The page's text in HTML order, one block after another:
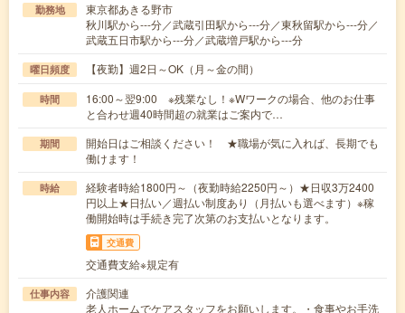
勤務地
東京都あきる野市
秋川駅から---分／武蔵引田駅から---分／東秋留駅から---分／
武蔵五日市駅から---分／武蔵増戸駅から---分
曜日頻度 【夜勤】週2日～OK（月～金の間）
時間
16:00～翌9:00 ※残業なし！※Wワークの場合、他のお仕事
と合わせ週40時間超の就業はご案内で…
期間
開始日はご相談ください！ ★職場が気に入れば、長期でも
働けます！
時給
経験者時給1800円～（夜勤時給2250円～）★日収3万2400
円以上★日払い／週払い制度あり（月払いも選べます）※稼
働開始時は手続き完了次第のお支払いとなります。
交通費
交通費支給※規定有
仕事内容
介護関連
老人ホームでケアスタッフをお願いします。・食事やお手洗